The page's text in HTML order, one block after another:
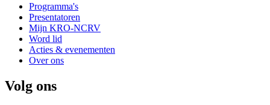
Programma's
Presentatoren
Mijn KRO-NCRV
Word lid
Acties & evenementen
Over ons
Volg ons